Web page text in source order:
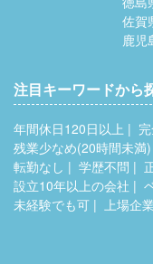
佐賀
鹿児
注目キーワードから
年間休日120日以上
残業少なめ(20時間未満)
転勤なし
学歴不問
設立10年以上の会社
未経験でも可
上場企業